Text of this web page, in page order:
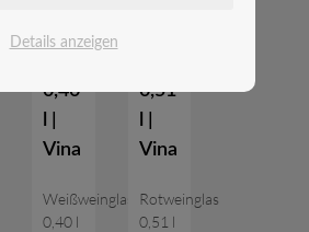
0,40
Vina
Weißweinglas
0,40 l
0,51
Vina
Rotweinglas
0,51 l
Details anzeigen